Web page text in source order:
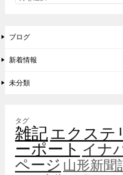
ブログ
新着情報
未分類
タグ
雑記エクステ
ーポート イナ
ページ 山形新聞